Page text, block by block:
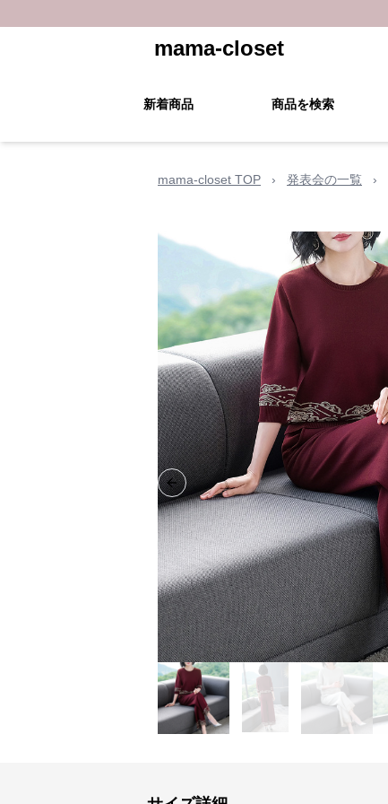
mama-closet
新着商品 商品を検索
mama-closet TOP › 発表会の一覧 ›
Previous slide